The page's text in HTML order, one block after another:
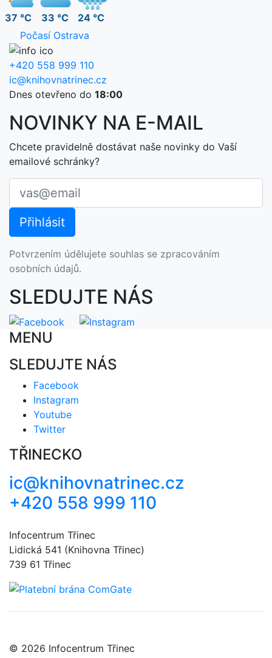
37 °C 33 °C
24 °C
Počasí Ostrava
+420 558 999 110
ic@knihovnatrinec.cz
Dnes otevřeno do 18:00
NOVINKY NA E-MAIL
Chcete pravidelně dostávat naše novinky do Vaší
emailové schránky?
Potvrzením údělujete souhlas se zpracováním
osobních údajů.
SLEDUJTE NÁS
MENU
SLEDUJTE NÁS
Facebook
Instagram
Youtube
Twitter
TŘINECKO
ic@knihovnatrinec.cz
+420 558 999 110
Infocentrum Třinec
Lidická 541 (Knihovna Třinec)
739 61 Třinec
© 2026 Infocentrum Třinec